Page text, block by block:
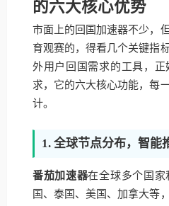
的六大核心优势
市面上的回国加速器不少，
育观赛的，得看几个关键指标
外用户回国需求的工具，
求，它的六大核心功能，每
计。
1. 全球节点分布，智能
番茄加速器在全球多个国
国、泰国、美国、加拿大等